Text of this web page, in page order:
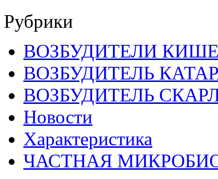
Рубрики
ВОЗБУДИТЕЛИ
ВОЗБУДИТЕЛЬ
ВОЗБУДИТЕЛЬ
Новости
Характеристика
ЧАСТНАЯ